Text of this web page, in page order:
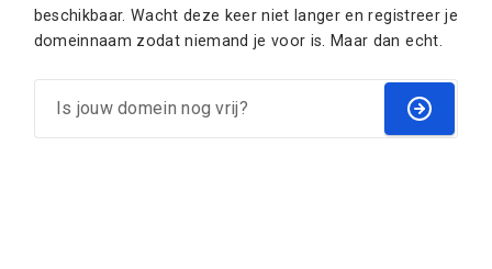
beschikbaar. Wacht deze keer niet langer en registreer je
domeinnaam zodat niemand je voor is. Maar dan echt.